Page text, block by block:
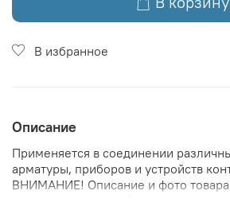
В избранное
Описание
Применяется в соединении
арматуры, приборов и устройств
ВНИМАНИЕ! Описание и фото